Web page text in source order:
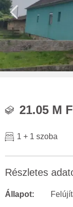
21.05 M
1 + 1 szoba
Részletes
Állapot: